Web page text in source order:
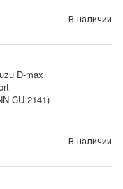
В наличии
D-max
CU 2141)
В наличии